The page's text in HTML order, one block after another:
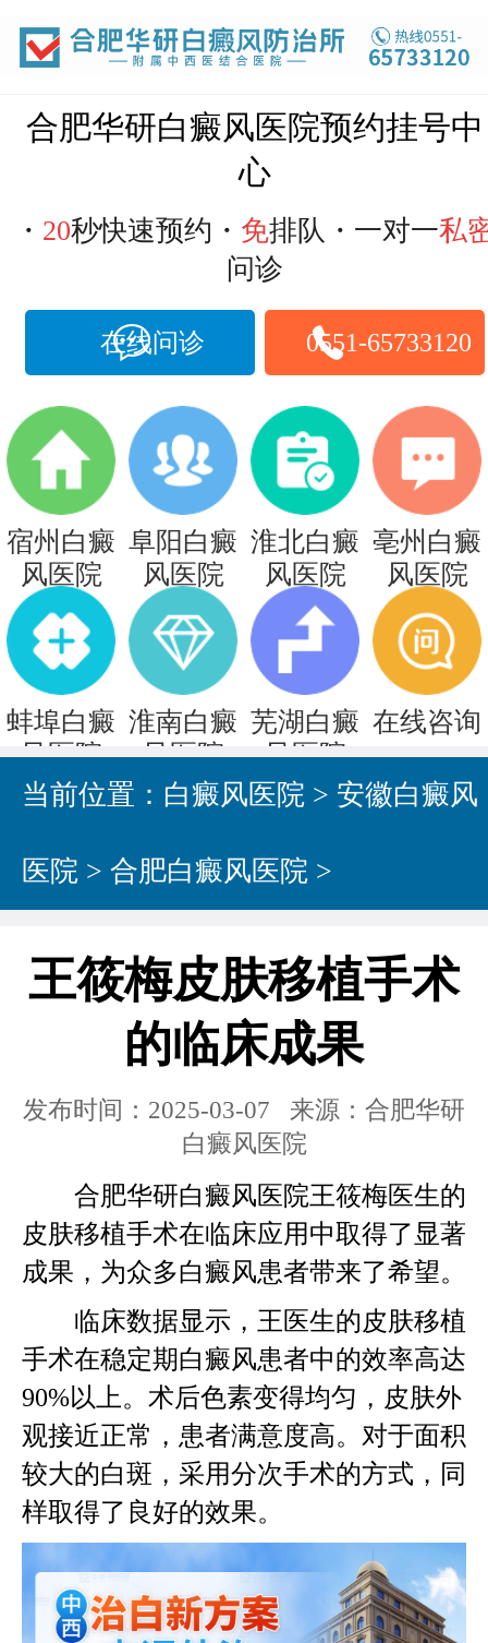
合肥华研白癜风医院预约挂号中
心
・ 20秒快速预约・ 免排队・一对一私
问诊
在线问诊 0551-65733120
宿州白癜
风医院
阜阳白癜
风医院
淮北白癜
风医院
亳州白癜
风医院
蚌埠白癜
风医院
淮南白癜
风医院
芜湖白癜
风医院
在线咨询
当前位置： 白癜风医院 > 安徽白癜风
医院 > 合肥白癜风医院 >
王筱梅皮肤移植手术
的临床成果
发布时间：2025-03-07 来源：合肥华研
白癜风医院
合肥华研白癜风医院王筱梅医生的
皮肤移植手术在临床应用中取得了显著
成果，为众多白癜风患者带来了希望。
临床数据显示，王医生的皮肤移植
手术在稳定期白癜风患者中的效率高达
90%以上。术后色素变得均匀，皮肤外
观接近正常，患者满意度高。对于面积
较大的白斑，采用分次手术的方式，同
样取得了良好的效果。